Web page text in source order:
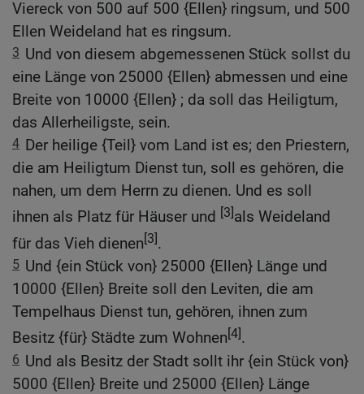
Viereck von 500 auf 500 {Ellen} ringsum, und 500
Ellen Weideland hat es ringsum.
3 Und von diesem abgemessenen Stück sollst du
eine Länge von 25000 {Ellen} abmessen und eine
Breite von 10000 {Ellen} ; da soll das Heiligtum,
das Allerheiligste, sein.
4 Der heilige {Teil} vom Land ist es; den Priestern,
die am Heiligtum Dienst tun, soll es gehören, die
nahen, um dem Herrn zu dienen. Und es soll
ihnen als Platz für Häuser und [3]als Weideland
für das Vieh dienen[3].
5 Und {ein Stück von} 25000 {Ellen} Länge und
10000 {Ellen} Breite soll den Leviten, die am
Tempelhaus Dienst tun, gehören, ihnen zum
Besitz {für} Städte zum Wohnen[4].
6 Und als Besitz der Stadt sollt ihr {ein Stück von}
5000 {Ellen} Breite und 25000 {Ellen} Länge